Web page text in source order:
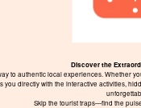
Discover the
to authentic local experiences. Whether
you directly with the interactive activities,
Skip the tourist traps—find the